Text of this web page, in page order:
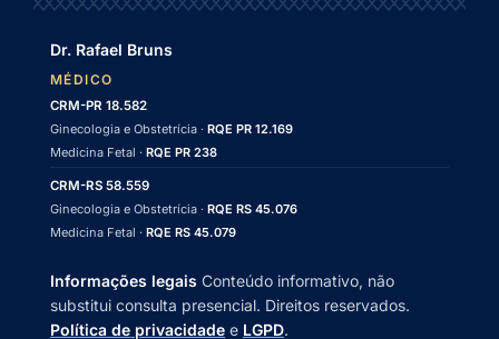
Dr. Rafael Bruns
MÉDICO
CRM-PR 18.582
Ginecologia e Obstetrícia · RQE PR 12.169
Medicina Fetal · RQE PR 238
CRM-RS 58.559
Ginecologia e Obstetrícia · RQE RS 45.076
Medicina Fetal · RQE RS 45.079
Informações legais Conteúdo informativo, não
substitui consulta presencial. Direitos reservados.
Política de privacidade e LGPD.